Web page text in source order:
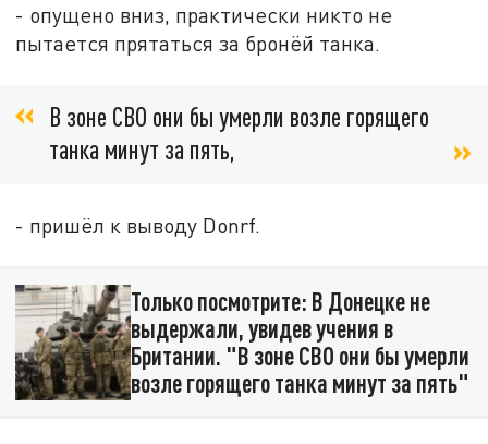
- опущено вниз, практически никто не
пытается прятаться за бронёй танка.
В зоне СВО они бы умерли возле горящего
танка минут за пять,
- пришёл к выводу Donrf.
Только посмотрите: В Донецке не
выдержали, увидев учения в
Британии. "В зоне СВО они бы умерли
возле горящего танка минут за пять"